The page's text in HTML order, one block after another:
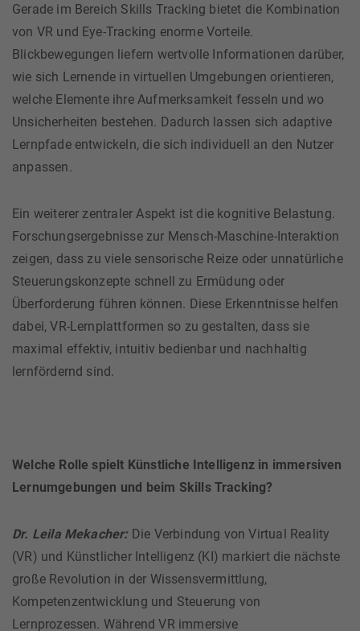
Gerade im Bereich Skills Tracking bietet die Kombination
von VR und Eye-Tracking enorme Vorteile.
Blickbewegungen liefern wertvolle Informationen darüber,
wie sich Lernende in virtuellen Umgebungen orientieren,
welche Elemente ihre Aufmerksamkeit fesseln und wo
Unsicherheiten bestehen. Dadurch lassen sich adaptive
Lernpfade entwickeln, die sich individuell an den Nutzer
anpassen.
Ein weiterer zentraler Aspekt ist die kognitive Belastung.
Forschungsergebnisse zur Mensch-Maschine-Interaktion
zeigen, dass zu viele sensorische Reize oder unnatürliche
Steuerungskonzepte schnell zu Ermüdung oder
Überforderung führen können. Diese Erkenntnisse helfen
dabei, VR-Lernplattformen so zu gestalten, dass sie
maximal effektiv, intuitiv bedienbar und nachhaltig
lernfördernd sind.
Welche Rolle spielt Künstliche Intelligenz in immersiven
Lernumgebungen und beim Skills Tracking?
Dr. Leila Mekacher: Die Verbindung von Virtual Reality
(VR) und Künstlicher Intelligenz (KI) markiert die nächste
große Revolution in der Wissensvermittlung,
Kompetenzentwicklung und Steuerung von
Lernprozessen. Während VR immersive